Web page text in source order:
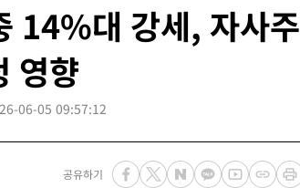
14%대 강세, 자사주
영향
06-05 09:57:12
공유하기